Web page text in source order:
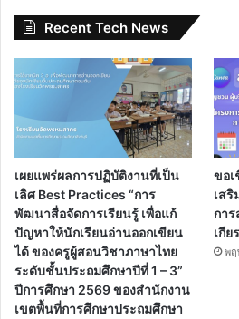
Recent Tech News
เผยแพร่ผลการปฏิบัติงานที่เป็น
เลิศ Best Practices “การ
พัฒนาสื่อจัดการเรียนรู้ เพื่อแก้
ปัญหาให้นักเรียนอ่านออกเขียน
ได้ ของครูผู้สอนวิชาภาษาไทย
ระดับชั้นประถมศึกษาปีที่ 1 – 3”
ปีการศึกษา 2569 ของสำนักงาน
เขตพื้นที่การศึกษาประถมศึกษา
ขอ
เส
กา
เกีย
พ